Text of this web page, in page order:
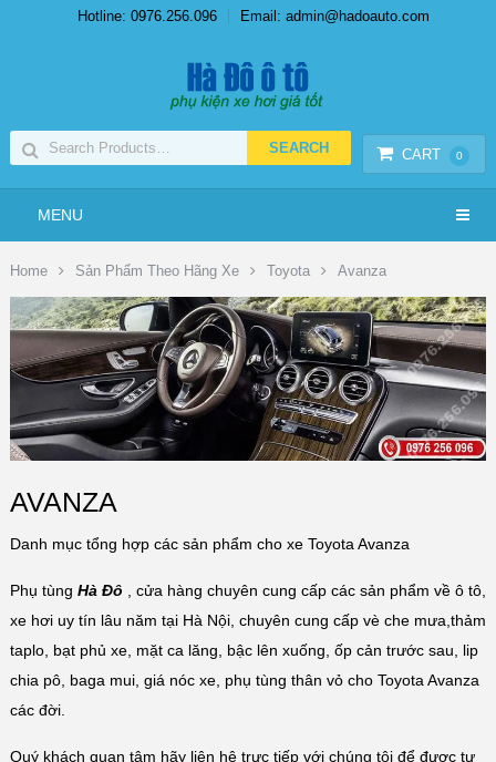
Hotline: 0976.256.096 Email: admin@hadoauto.com
CART 0
MENU
Home Sản Phẩm Theo Hãng Xe Toyota Avanza
AVANZA
Danh mục tổng hợp các sản phẩm cho xe Toyota Avanza
Phụ tùng Hà Đô , cửa hàng chuyên cung cấp các sản phẩm về ô tô,
xe hơi uy tín lâu năm tại Hà Nội, chuyên cung cấp vè che mưa,thảm
taplo, bạt phủ xe, mặt ca lăng, bậc lên xuống, ốp cản trước sau, lip
chia pô, baga mui, giá nóc xe, phụ tùng thân vỏ cho Toyota Avanza
các đời.
Quý khách quan tâm hãy liên hệ trực tiếp với chúng tôi để được tư